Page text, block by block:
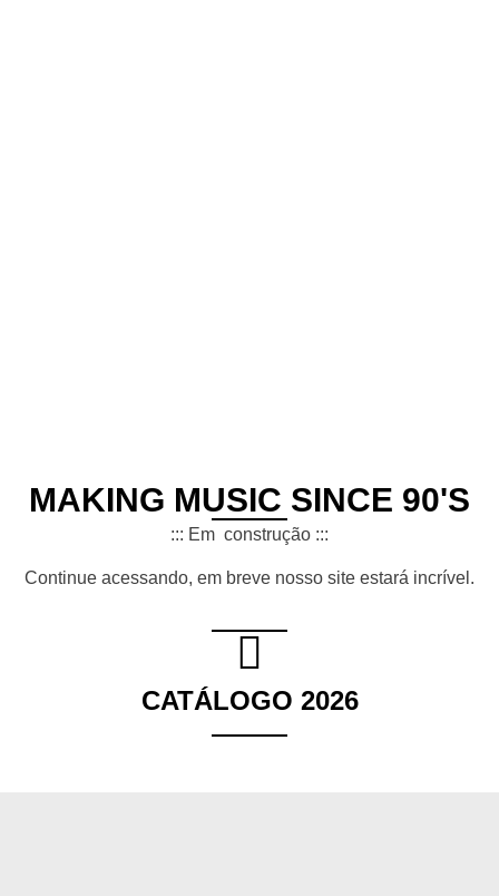
MAKING MUSIC SINCE 90'S
::: Em construção :::
Continue acessando, em breve nosso site estará incrível.
CATÁLOGO 2026